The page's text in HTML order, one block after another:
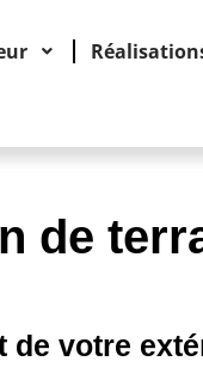
de
de votre